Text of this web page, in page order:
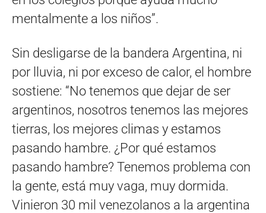
mentalmente a los niños”.
Sin desligarse de la bandera Argentina, ni
por lluvia, ni por exceso de calor, el hombre
sostiene: “No tenemos que dejar de ser
argentinos, nosotros tenemos las mejores
tierras, los mejores climas y estamos
pasando hambre. ¿Por qué estamos
pasando hambre? Tenemos problema con
la gente, está muy vaga, muy dormida.
Vinieron 30 mil venezolanos a la argentina